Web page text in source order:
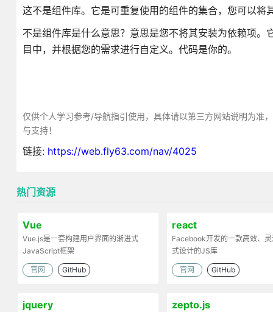
这不是组件库。它是可重复使用的组件的集合，您可以将
不是组件库是什么意思？意思是您不将其安装为依赖项
目中，并根据您的需求进行自定义。代码是你的。
仅供个人学习参考/导航指引使用，具体请以第三方网站说明为准
与支持！
链接: https://web.fly63.com/nav/4025
热门资源
Vue
Vue.js是一套构建用户界面的渐进式
JavaScript框架
官网 GitHub
react
Facebook开发的一款高效、
式设计的JS库
官网 GitHub
jquery zepto.js